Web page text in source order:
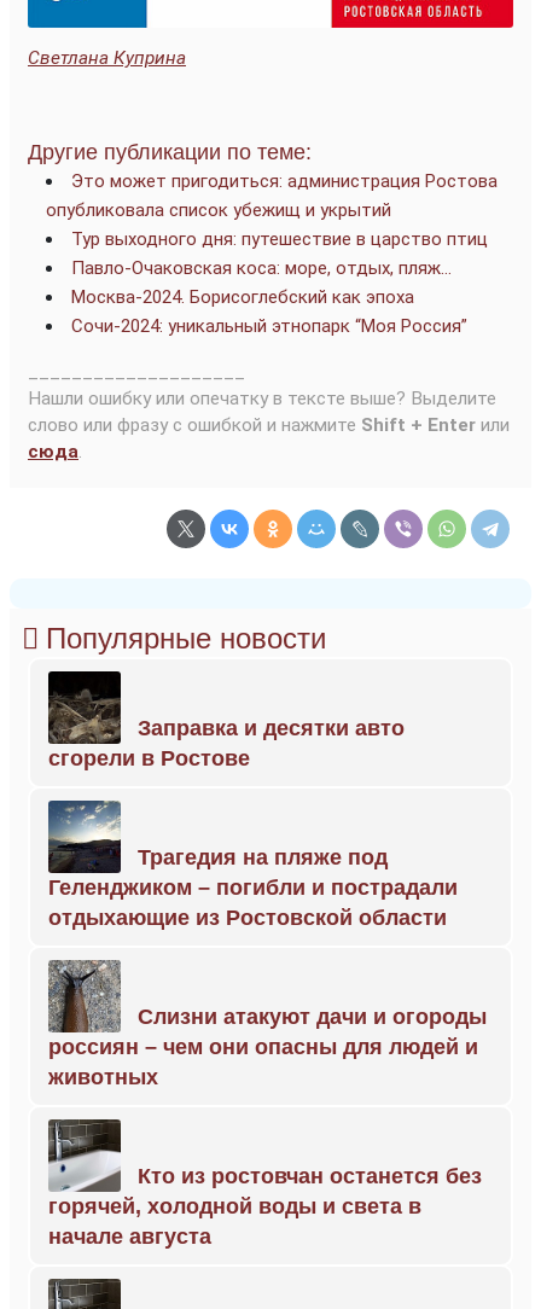
Светлана Куприна
Другие публикации по теме:
Это может пригодиться: администрация Ростова
опубликовала список убежищ и укрытий
Тур выходного дня: путешествие в царство птиц
Павло-Очаковская коса: море, отдых, пляж…
Москва-2024. Борисоглебский как эпоха
Сочи-2024: уникальный этнопарк “Моя Россия”
Нашли ошибку или опечатку в тексте выше? Выделите
слово или фразу с ошибкой и нажмите Shift + Enter или
сюда.
Популярные новости
Заправка и десятки авто
сгорели в Ростове
Трагедия на пляже под
Геленджиком – погибли и пострадали
отдыхающие из Ростовской области
Слизни атакуют дачи и огороды
россиян – чем они опасны для людей и
животных
Кто из ростовчан останется без
горячей, холодной воды и света в
начале августа